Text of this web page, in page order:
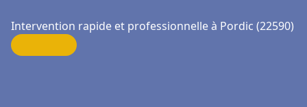
Intervention rapide et professionnelle à Pordic (22590)